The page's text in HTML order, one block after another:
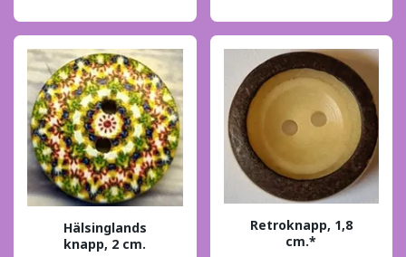
Hälsinglands
knapp, 2 cm.
Retroknapp, 1,8
cm.*